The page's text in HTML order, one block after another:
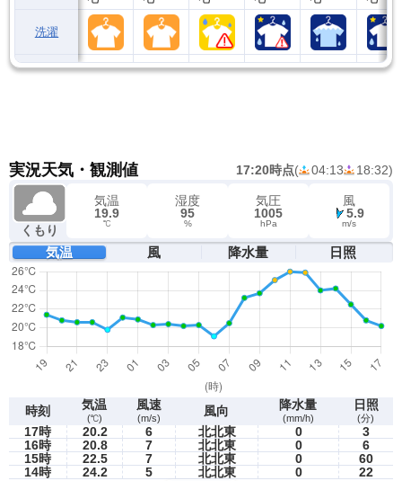
洗濯
実況天気・観測値 17:20時点( 04:13 18:32)
くもり
気温
19.9
℃
湿度
95
%
気圧
1005
hPa
風
5.9
m/s
気温 風 降水量 日照
時刻 気温
(℃)
風速
(m/s) 風向 降水量
(mm/h)
日照
(分)
17時 20.2 6 北北東 0
3
16時
20.8 7 北北東 0
6
15時
22.5 7 北北東 0
60
14時
24.2 5 北北東 0 22